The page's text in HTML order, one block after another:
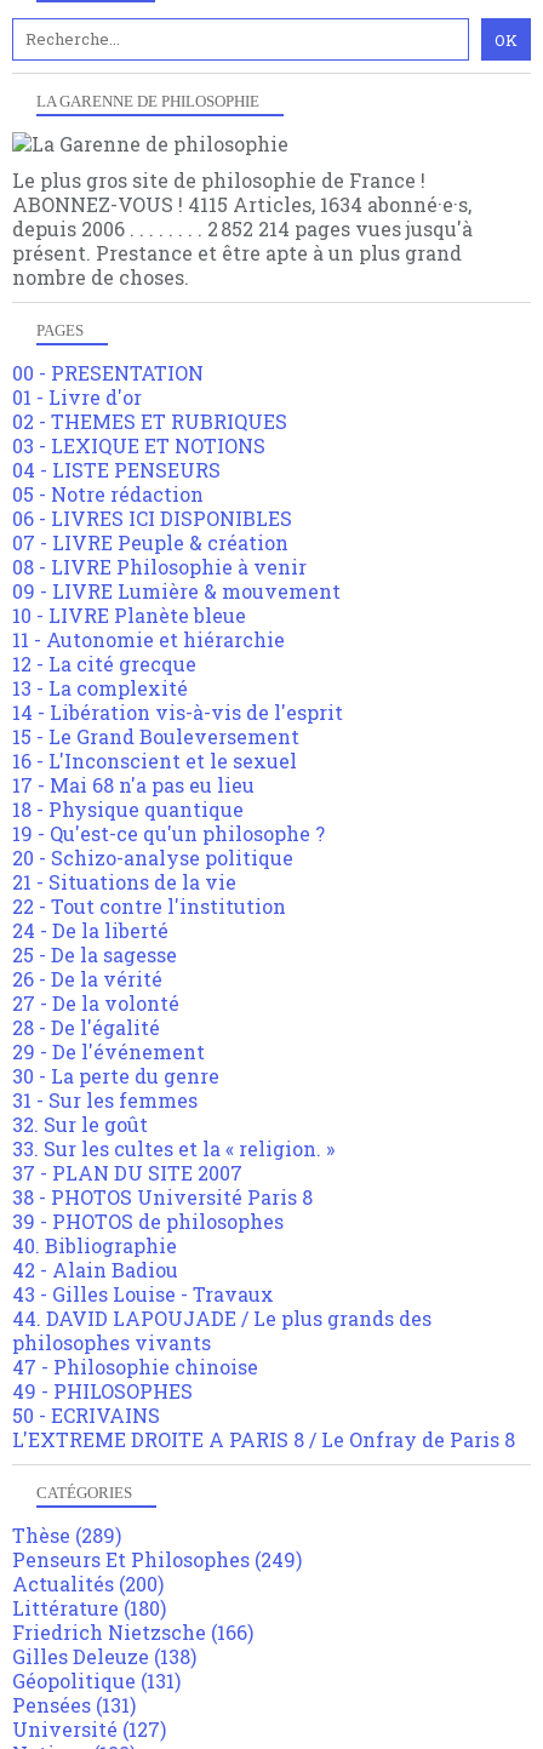
LA GARENNE DE PHILOSOPHIE
Le plus gros site de philosophie de France !
ABONNEZ-VOUS ! 4115 Articles, 1634 abonné·e·s,
depuis 2006 . . . . . . . . 2 852 214 pages vues jusqu'à
présent. Prestance et être apte à un plus grand
nombre de choses.
PAGES
00 - PRESENTATION
01 - Livre d'or
02 - THEMES ET RUBRIQUES
03 - LEXIQUE ET NOTIONS
04 - LISTE PENSEURS
05 - Notre rédaction
06 - LIVRES ICI DISPONIBLES
07 - LIVRE Peuple & création
08 - LIVRE Philosophie à venir
09 - LIVRE Lumière & mouvement
10 - LIVRE Planète bleue
11 - Autonomie et hiérarchie
12 - La cité grecque
13 - La complexité
14 - Libération vis-à-vis de l'esprit
15 - Le Grand Bouleversement
16 - L'Inconscient et le sexuel
17 - Mai 68 n'a pas eu lieu
18 - Physique quantique
19 - Qu'est-ce qu'un philosophe ?
20 - Schizo-analyse politique
21 - Situations de la vie
22 - Tout contre l'institution
24 - De la liberté
25 - De la sagesse
26 - De la vérité
27 - De la volonté
28 - De l'égalité
29 - De l'événement
30 - La perte du genre
31 - Sur les femmes
32. Sur le goût
33. Sur les cultes et la « religion. »
37 - PLAN DU SITE 2007
38 - PHOTOS Université Paris 8
39 - PHOTOS de philosophes
40. Bibliographie
42 - Alain Badiou
43 - Gilles Louise - Travaux
44. DAVID LAPOUJADE / Le plus grands des
philosophes vivants
47 - Philosophie chinoise
49 - PHILOSOPHES
50 - ECRIVAINS
L'EXTREME DROITE A PARIS 8 / Le Onfray de Paris 8
CATÉGORIES
Thèse (289)
Penseurs Et Philosophes (249)
Actualités (200)
Littérature (180)
Friedrich Nietzsche (166)
Gilles Deleuze (138)
Géopolitique (131)
Pensées (131)
Université (127)